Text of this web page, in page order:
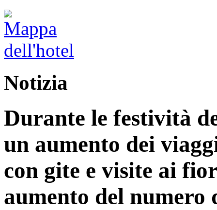
Notizia
Durante le festività
un aumento dei
con gite e visite ai
aumento del